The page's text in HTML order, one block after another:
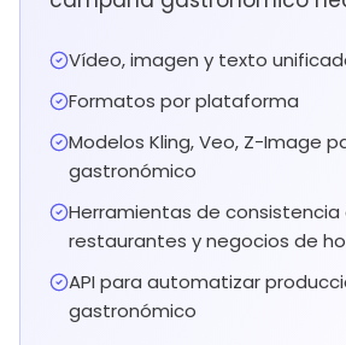
Vídeo, imagen y texto
Formatos por plataforma
Modelos Kling, Veo, Z-Image
gastronómico
Herramientas de
restaurantes y negocios de
API para automatizar
gastronómico